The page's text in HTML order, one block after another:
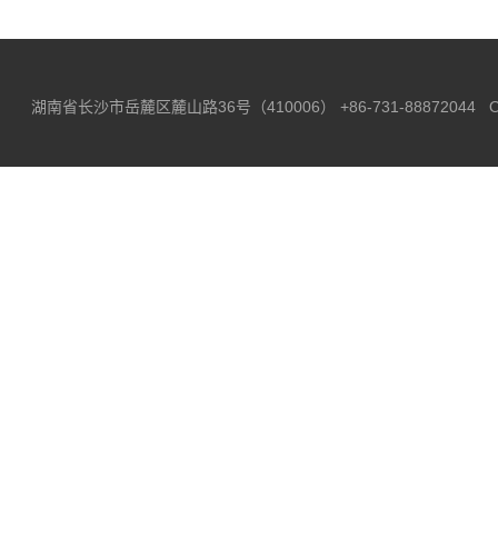
湖南省长沙市岳麓区麓山路36号（410006） +86-731-88872044